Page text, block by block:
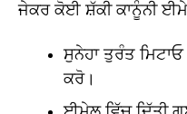
ਜੇਕਰ ਕੋਈ ਸ਼ੱਕੀ ਕਾਨੂੰਨੀ
ਸੁਨੇਹਾ ਤੁਰੰਤ
ਕਰੋ।